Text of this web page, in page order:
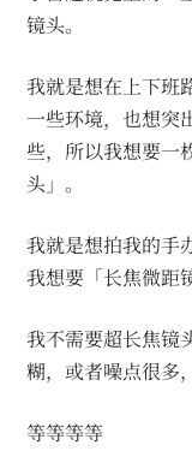
镜头。
我就是想在上下班
一些环境，也想突
些，所以我想要一
头」。
我就是想拍我的手
我想要「长焦微距
我不需要超长焦镜
糊，或者噪点很
等等等等